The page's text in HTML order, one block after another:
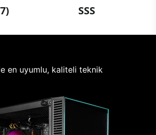
SSS
en uyumlu, kaliteli teknik